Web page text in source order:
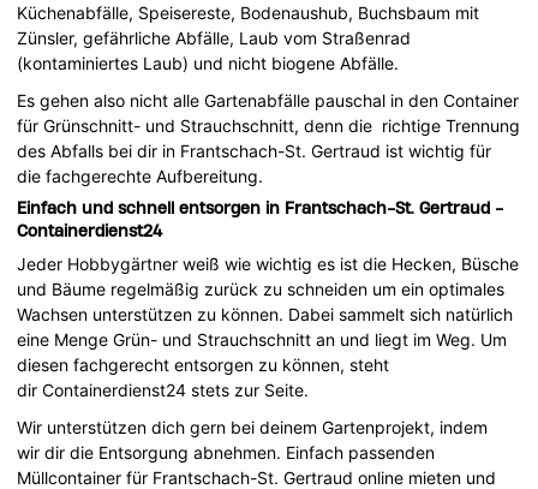
Küchenabfälle, Speisereste, Bodenaushub, Buchsbaum mit
Zünsler, gefährliche Abfälle, Laub vom Straßenrad
(kontaminiertes Laub) und nicht biogene Abfälle.
Es gehen also nicht alle Gartenabfälle pauschal in den Container
für Grünschnitt- und Strauchschnitt, denn die richtige Trennung
des Abfalls bei dir in Frantschach-St. Gertraud ist wichtig für
die fachgerechte Aufbereitung.
Einfach und schnell entsorgen in Frantschach-St. Gertraud -
Containerdienst24
Jeder Hobbygärtner weiß wie wichtig es ist die Hecken, Büsche
und Bäume regelmäßig zurück zu schneiden um ein optimales
Wachsen unterstützen zu können. Dabei sammelt sich natürlich
eine Menge Grün- und Strauchschnitt an und liegt im Weg. Um
diesen fachgerecht entsorgen zu können, steht
dir Containerdienst24 stets zur Seite.
Wir unterstützen dich gern bei deinem Gartenprojekt, indem
wir dir die Entsorgung abnehmen. Einfach passenden
Müllcontainer für Frantschach-St. Gertraud online mieten und